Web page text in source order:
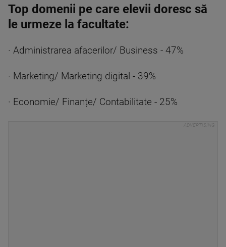
Top domenii pe care elevii doresc să
le urmeze la facultate:
· Administrarea afacerilor/ Business - 47%
· Marketing/ Marketing digital - 39%
· Economie/ Finanțe/ Contabilitate - 25%